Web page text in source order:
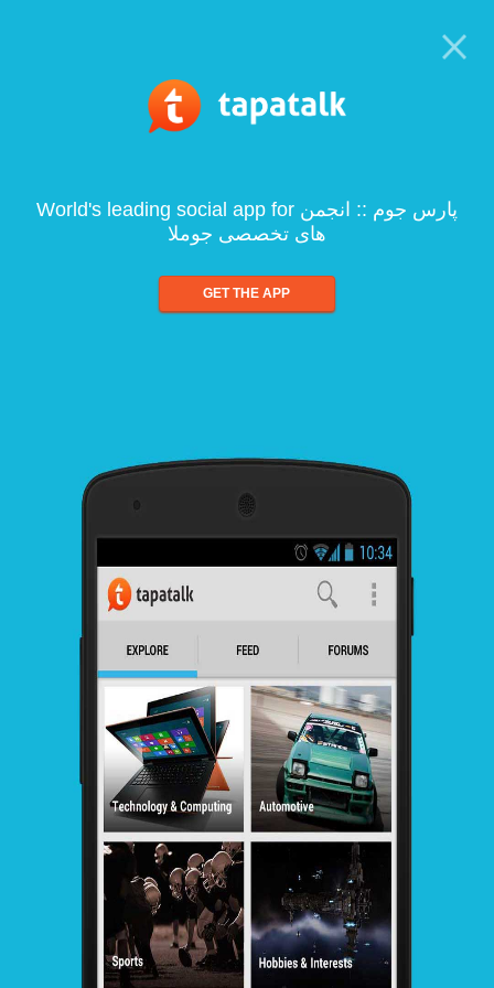
World's leading social app for پارس جوم :: انجمن
های تخصصی جوملا
GET THE APP